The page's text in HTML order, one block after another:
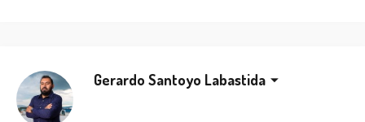
Gerardo Santoyo Labastida